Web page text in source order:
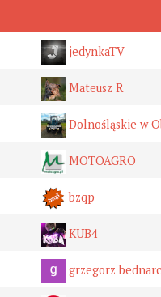
jedynkaTV
Mateusz R
Dolnośląskie w
MOTOAGRO
bzqp
KUB4
grzegorz